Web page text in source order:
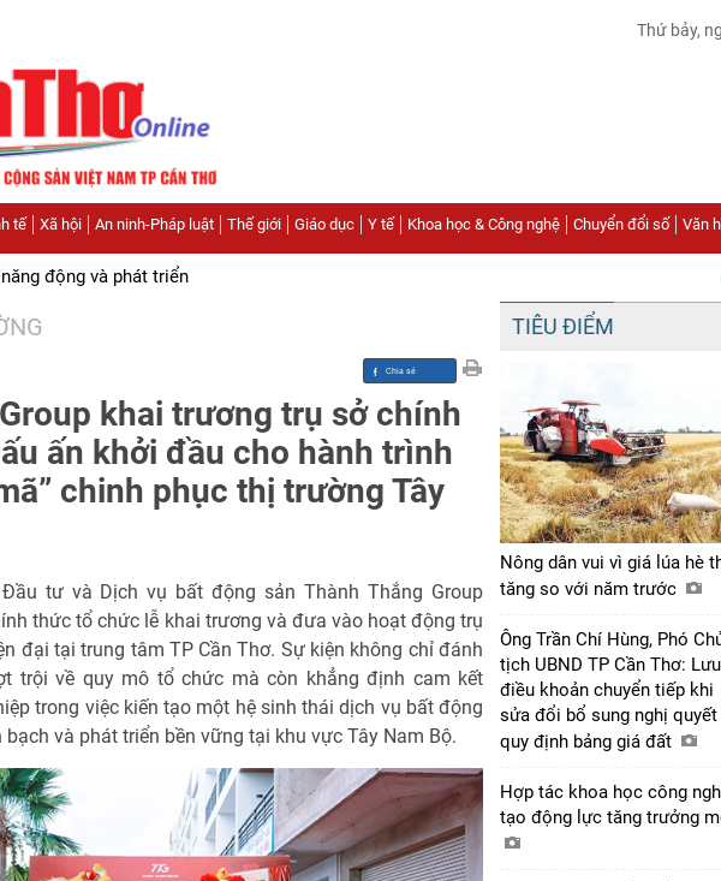
Thứ bảy,
tế Xã hội An ninh-Pháp luật Thế giới Giáo dục Y tế Khoa học & Công nghệ Chuyển đổi số Văn
động và phát triển
khai trương trụ sở chính
ấn khởi đầu cho hành trình
chinh phục thị trường Tây
Đầu tư và Dịch vụ bất động sản Thành Thắng Group
thức tổ chức lễ khai trương và đưa vào hoạt động trụ
đại tại trung tâm TP Cần Thơ. Sự kiện không chỉ đánh
trội về quy mô tổ chức mà còn khẳng định cam kết
trong việc kiến tạo một hệ sinh thái dịch vụ bất động
và phát triển bền vững tại khu vực Tây Nam Bộ.
TIÊU ĐIỂM
Nông dân vui vì giá lúa hè
tăng so với năm trước
Ông Trần Chí Hùng, Phó
tịch UBND TP Cần Thơ:
điều khoản chuyển tiếp khi
sửa đổi bổ sung nghị quyết
quy định bảng giá đất
Hợp tác khoa học công
tạo động lực tăng trưởng